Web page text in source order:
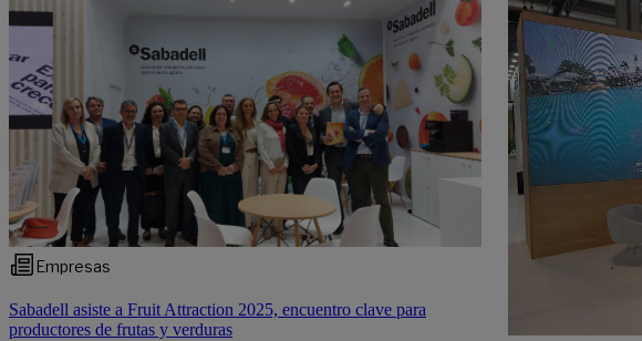
Empresas
Sabadell asiste a Fruit Attraction 2025, encuentro clave para
productores de frutas y verduras